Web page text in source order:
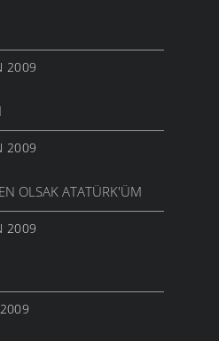
2009
2009
OLSAK ATATÜRK'ÜM
2009